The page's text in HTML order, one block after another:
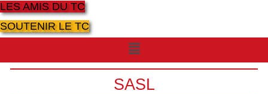
LES AMIS DU TC
SOUTENIR LE TC
Menu
SASL